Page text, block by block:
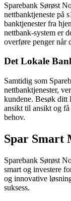
Sparebank Sørøst
nettbanktjeneste på
banktjenester fra
nettbank-system er
overføre penger når
Det Lokale
Samtidig som
nettbanktjenester,
kundene. Besøk ditt
ansikt til ansikt og få
behov.
Spar Smart
Sparebank Sørøst
smart og investere
og innovative
suksess.